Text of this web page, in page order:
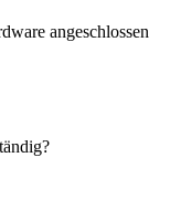
angeschlossen